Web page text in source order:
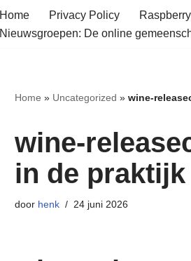
Home Privacy Policy
Nieuwsgroepen: De online
Home » Uncategorized » wine-
wine-
in de praktijk
door henk 24 juni 2026